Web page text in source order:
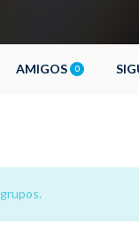
AMIGOS 0